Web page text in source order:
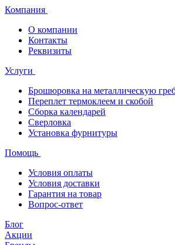
Компания
О компании
Контакты
Реквизиты
Услуги
Брошюровка на металлическую
Переплет термоклеем и скобой
Сборка календарей
Сверловка
Установка фурнитуры
Помощь
Условия оплаты
Условия доставки
Гарантия на товар
Вопрос-ответ
Блог
Акции